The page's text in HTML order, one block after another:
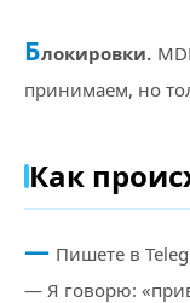
Блокировки.
принимаем, но
Как
— Пишете в
— Я говорю: